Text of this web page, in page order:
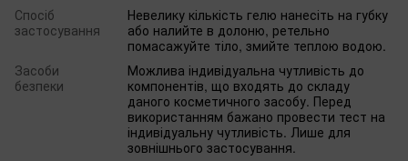
Спосіб
застосування
Невелику кількість гелю нанесіть на губку
або налийте в долоню, ретельно
помасажуйте тіло, змийте теплою водою.
Засоби
безпеки
Можлива індивідуальна чутливість до
компонентів, що входять до складу
даного косметичного засобу. Перед
використанням бажано провести тест на
індивідуальну чутливість. Лише для
зовнішнього застосування.